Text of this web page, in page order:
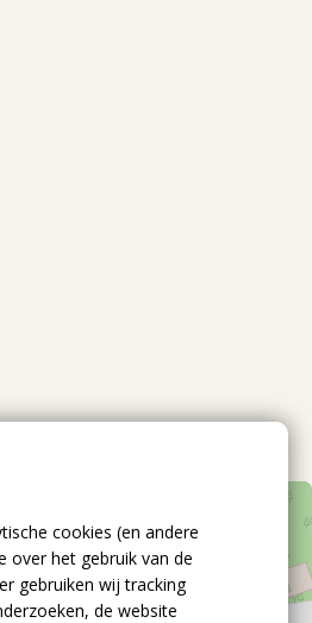
cookies (en andere
over het gebruik van de
gebruiken wij tracking
de website